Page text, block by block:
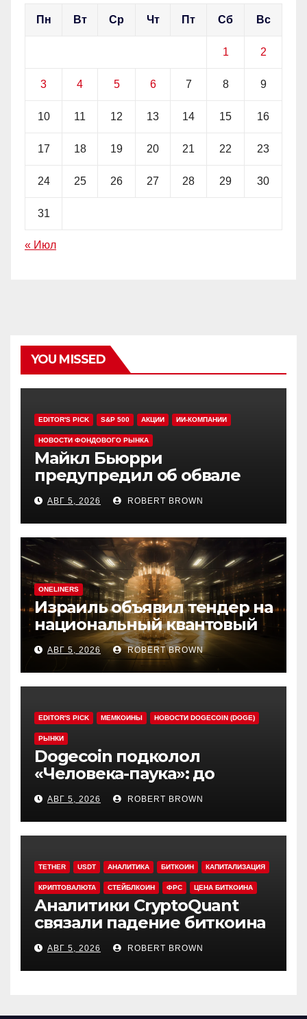
Пн Вт Ср Чт Пт Сб Вс
1 2
3 4 5 6 7 8 9
10 11 12 13 14 15 16
17 18 19 20 21 22 23
24 25 26 27 28 29 30
31
« Июл
YOU MISSED
EDITOR'S PICK S&P 500 АКЦИИ ИИ-КОМПАНИИ
НОВОСТИ ФОНДОВОГО РЫНКА
Майкл Бьюрри
предупредил об обвале
рынка при рекордном S&P
500
АВГ 5, 2026 ROBERT BROWN
ONELINERS
Израиль объявил тендер на
национальный квантовый
компьютер
АВГ 5, 2026 ROBERT BROWN
EDITOR'S PICK МЕМКОИНЫ НОВОСТИ DOGECOIN (DOGE)
РЫНКИ
Dogecoin подколол
«Человека-паука»: до
мемкоина еще 11 премьер
АВГ 5, 2026 ROBERT BROWN
TETHER USDT АНАЛИТИКА БИТКОИН КАПИТАЛИЗАЦИЯ
КРИПТОВАЛЮТА СТЕЙБЛКОИН ФРС ЦЕНА БИТКОИНА
Аналитики CryptoQuant
связали падение биткоина
с обвалом капитализации
USDT
АВГ 5, 2026 ROBERT BROWN